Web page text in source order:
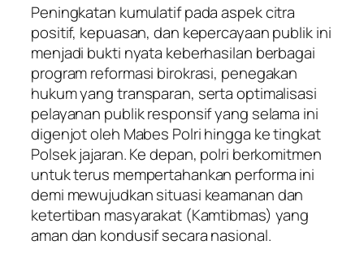
Peningkatan kumulatif pada aspek citra
positif, kepuasan, dan kepercayaan publik ini
menjadi bukti nyata keberhasilan berbagai
program reformasi birokrasi, penegakan
hukum yang transparan, serta optimalisasi
pelayanan publik responsif yang selama ini
digenjot oleh Mabes Polri hingga ke tingkat
Polsek jajaran. Ke depan, polri berkomitmen
untuk terus mempertahankan performa ini
demi mewujudkan situasi keamanan dan
ketertiban masyarakat (Kamtibmas) yang
aman dan kondusif secara nasional.